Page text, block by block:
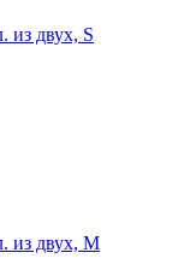
из двух, S
из двух, M